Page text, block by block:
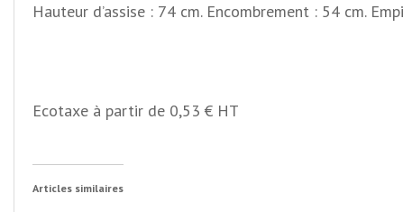
Hauteur d’assise : 74 cm. Encombrement : 54 cm.
Ecotaxe à partir de 0,53 € HT
Articles similaires